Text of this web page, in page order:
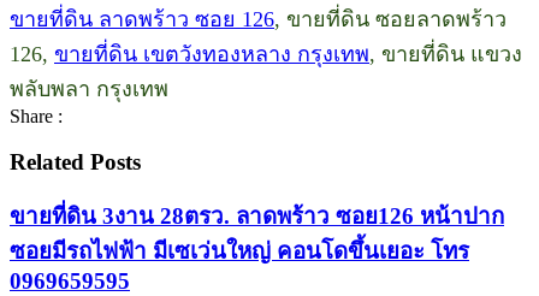
ขายที่ดิน ลาดพร้าว ซอย 126, ขายที่ดิน ซอยลาดพร้าว
126, ขายที่ดิน เขตวังทองหลาง กรุงเทพ, ขายที่ดิน แขวง
พลับพลา กรุงเทพ
Share :
Related Posts
ขายที่ดิน 3งาน 28ตรว. ลาดพร้าว ซอย126 หน้าปาก
ซอยมีรถไฟฟ้า มีเซเว่นใหญ่ คอนโดขึ้นเยอะ โทร
0969659595